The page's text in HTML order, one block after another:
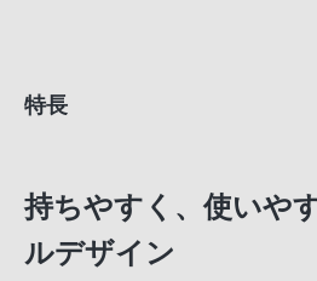
特長
持ちやすく、使いや
ルデザイン